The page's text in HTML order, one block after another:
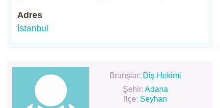
Adres
İstanbul
Branşlar: Diş Hekimi
Şehir:Adana
İlçe: Seyhan